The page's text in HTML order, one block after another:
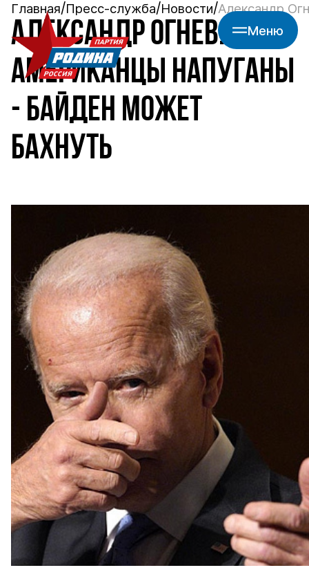
Меню
Главная Пресс-служба Новости Александр
АЛЕКСАНДР ОГНЕВ:
АМЕРИКАНЦЫ НАПУГАНЫ
- БАЙДЕН МОЖЕТ
БАХНУТЬ